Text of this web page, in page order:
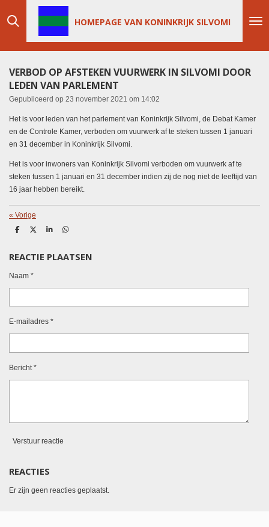
direct
de
HOMEPAGE VAN KONINKRIJK SILVOMI
VERBOD OP AFSTEKEN VUURWERK IN SILVOMI DOOR
LEDEN VAN PARLEMENT
Gepubliceerd op 23 november 2021 om 14:02
Het is voor leden van het parlement van Koninkrijk Silvomi, de Debat Kamer
en de Controle Kamer, verboden om vuurwerk af te steken tussen 1 januari
en 31 december in Koninkrijk Silvomi.
Het is voor inwoners van Koninkrijk Silvomi verboden om vuurwerk af te
steken tussen 1 januari en 31 december indien zij de nog niet de leeftijd van
16 jaar hebben bereikt.
« Vorige
D
e
n
D
l
S
r
e
D
e
n
REACTIE PLAATSEN
Naam *
E-mailadres *
Bericht *
Verstuur reactie
REACTIES
Er zijn geen reacties geplaatst.